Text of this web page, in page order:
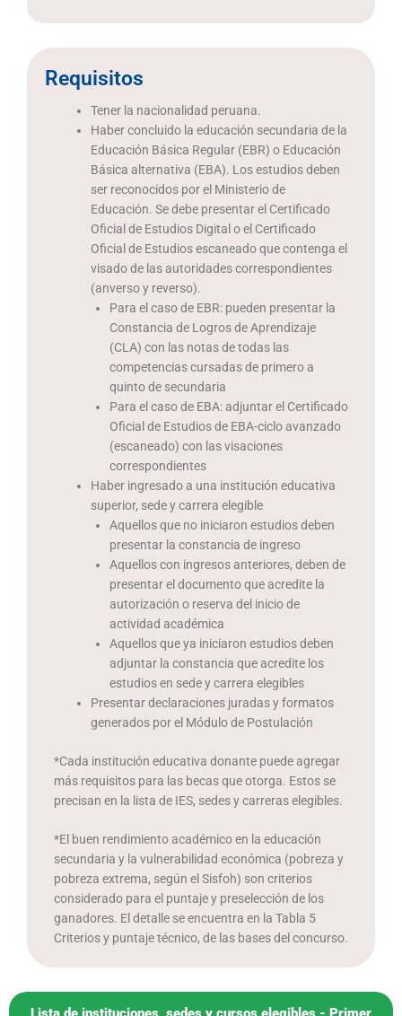
Requisitos
Tener la nacionalidad peruana.
Haber concluido la educación secundaria de la
Educación Básica Regular (EBR) o Educación
Básica alternativa (EBA). Los estudios deben
ser reconocidos por el Ministerio de
Educación. Se debe presentar el Certificado
Oficial de Estudios Digital o el Certificado
Oficial de Estudios escaneado que contenga el
visado de las autoridades correspondientes
(anverso y reverso).
Para el caso de EBR: pueden presentar la
Constancia de Logros de Aprendizaje
(CLA) con las notas de todas las
competencias cursadas de primero a
quinto de secundaria
Para el caso de EBA: adjuntar el Certificado
Oficial de Estudios de EBA-ciclo avanzado
(escaneado) con las visaciones
correspondientes
Haber ingresado a una institución educativa
superior, sede y carrera elegible
Aquellos que no iniciaron estudios deben
presentar la constancia de ingreso
Aquellos con ingresos anteriores, deben de
presentar el documento que acredite la
autorización o reserva del inicio de
actividad académica
Aquellos que ya iniciaron estudios deben
adjuntar la constancia que acredite los
estudios en sede y carrera elegibles
Presentar declaraciones juradas y formatos
generados por el Módulo de Postulación
*Cada institución educativa donante puede agregar
más requisitos para las becas que otorga. Estos se
precisan en la lista de IES, sedes y carreras elegibles.
*El buen rendimiento académico en la educación
secundaria y la vulnerabilidad económica (pobreza y
pobreza extrema, según el Sisfoh) son criterios
considerado para el puntaje y preselección de los
ganadores. El detalle se encuentra en la Tabla 5
Criterios y puntaje técnico, de las bases del concurso.